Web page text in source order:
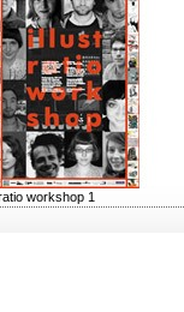
workshop 1